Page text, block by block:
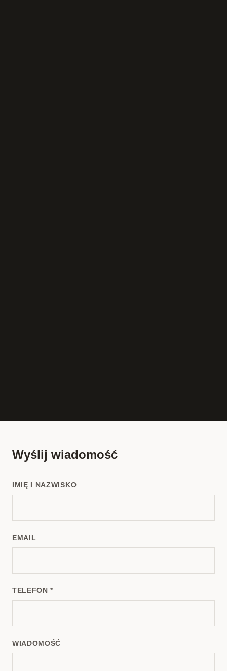
Wyślij wiadomość
IMIĘ I NAZWISKO
EMAIL
TELEFON *
WIADOMOŚĆ